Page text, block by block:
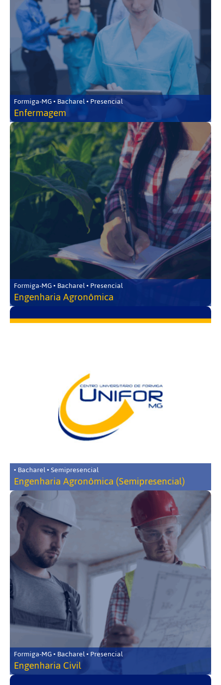
Formiga-MG • Bacharel • Presencial
Enfermagem
Formiga-MG • Bacharel • Presencial
Engenharia Agronômica
• Bacharel • Semipresencial
Engenharia Agronômica (Semipresencial)
Formiga-MG • Bacharel • Presencial
Engenharia Civil